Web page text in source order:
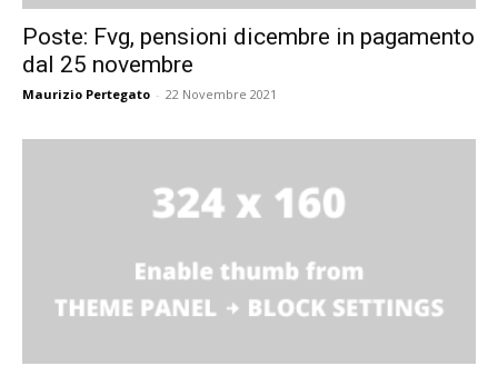
Poste: Fvg, pensioni dicembre in pagamento
dal 25 novembre
Maurizio Pertegato - 22 Novembre 2021